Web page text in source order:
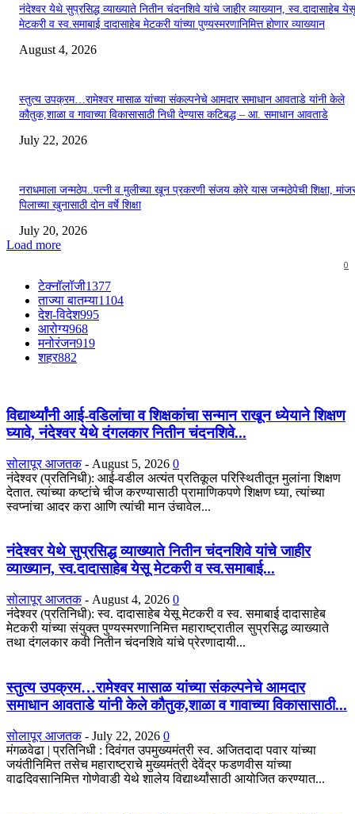
नंदेश्वर येथे सुप्रसिद्ध व्याख्याते नितीन चंदनशिवे यांचे जाहीर व्याख्यान, स्व.दादासाहेब येसू
मेटकरी व स्व.समाबाई दादासाहेब मेटकरी यांच्या पुण्यस्मरणानिमित्त होणार व्याख्यान
August 4, 2026
स्तुत्य उपक्रम…रामेश्वर मासाळ यांच्या संकल्पनेचे आमदार समाधान आवताडे यांनी केले
कौतुक,शाळा व गावाच्या विकासासाठी निधी देण्यास कटिबद्ध – आ. समाधान आवताडे
July 22, 2026
नराधमाला जन्मठेप..पत्नी व मुलीच्या खून प्रकरणी संजय कोरे यास जन्मठेपेची शिक्षा,
पिलाच्या खुनासाठी दोन वर्षे शिक्षा
July 20, 2026
Load more
0
टेक्नॉलॉजी1377
ताज्या बातम्या1104
देश-विदेश995
आरोग्य968
मनोरंजन919
शहर882
विद्यार्थ्यांनी आई-वडिलांचा व शिक्षकांचा सन्मान राखून ध्येयाने शिक्षण
घ्यावे, नंदेश्वर येथे दंगलकार नितीन चंदनशिवे...
सोलापूर आजतक - August 5, 2026 0
नंदेश्वर (प्रतिनिधी): आई-वडील अत्यंत प्रतिकूल परिस्थितीतून मुलांना शिक्षण
देतात. त्यांच्या कष्टांचे चीज करण्यासाठी प्रामाणिकपणे शिक्षण घ्या, त्यांच्या
स्वप्नांचा आदर करा आणि त्यांची मान उंचावेल...
नंदेश्वर येथे सुप्रसिद्ध व्याख्याते नितीन चंदनशिवे यांचे जाहीर
व्याख्यान, स्व.दादासाहेब येसू मेटकरी व स्व.समाबाई...
सोलापूर आजतक - August 4, 2026 0
नंदेश्वर (प्रतिनिधी): स्व. दादासाहेब येसू मेटकरी व स्व. समाबाई दादासाहेब
मेटकरी यांच्या संयुक्त पुण्यस्मरणानिमित्त महाराष्ट्रातील सुप्रसिद्ध व्याख्याते
तथा दंगलकार कवी नितीन चंदनशिवे यांचे प्रेरणादायी...
स्तुत्य उपक्रम…रामेश्वर मासाळ यांच्या संकल्पनेचे आमदार
समाधान आवताडे यांनी केले कौतुक,शाळा व गावाच्या विकासासाठी...
सोलापूर आजतक - July 22, 2026 0
मंगळवेढा | प्रतिनिधी : दिवंगत उपमुख्यमंत्री स्व. अजितदादा पवार यांच्या
जयंतीनिमित्त तसेच महाराष्ट्राचे मुख्यमंत्री देवेंद्र फडणवीस यांच्या
वाढदिवसानिमित्त गोणेवाडी येथे शालेय विद्यार्थ्यांसाठी आयोजित करण्यात...